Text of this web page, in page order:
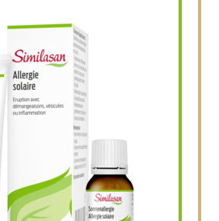
Similasan Allergie solaire